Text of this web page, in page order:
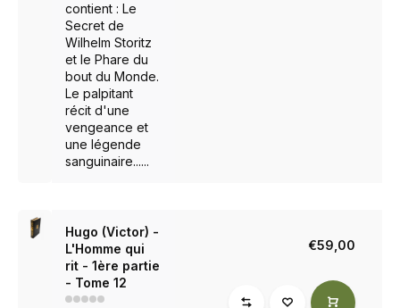
contient : Le
Secret de
Wilhelm Storitz
et le Phare du
bout du Monde.
Le palpitant
récit d'une
vengeance et
une légende
sanguinaire......
Hugo (Victor) -
L'Homme qui
rit - 1ère partie
- Tome 12
€59,00